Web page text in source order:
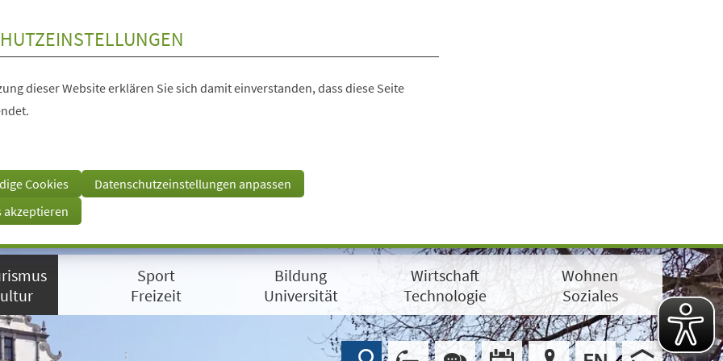
dieser Website erklären Sie sich damit einverstanden, dass diese Seite
Cookies
Datenschutzeinstellungen anpassen
akzeptieren
Sport
Freizeit
Bildung
Universität
Wirtschaft
Technologie
Wohnen
Soziales